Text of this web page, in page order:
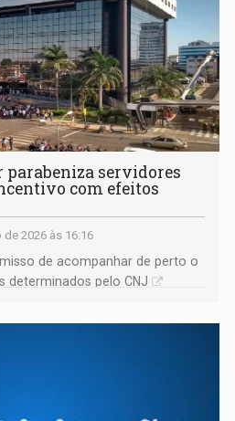
parabeniza servidores
com efeitos
2026 às 16:16
de acompanhar de perto o
determinados pelo CNJ